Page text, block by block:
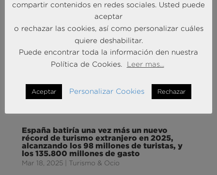
España batiría una vez más un nuevo
récord de turismo extranjero en 2025,
alcanzando los 98 millones de turistas, y
los 135.800 millones de gasto
Mar 18, 2025| Turismo & Ocio
compartir contenidos en redes sociales. Usted puede
aceptar
o rechazar las cookies, así como personalizar cuáles
quiere deshabilitar.
Puede encontrar toda la información den nuestra
Política de Cookies.
Leer mas...
Aceptar Personalizar Cookies Rechazar